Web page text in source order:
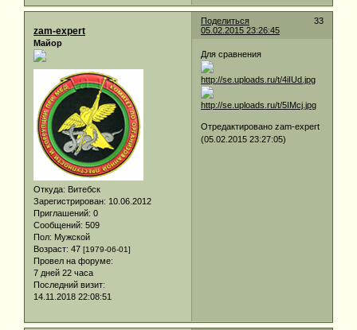
Поделиться
33
05.02.2015 23:26:45
zam-expert
Майор
Откуда: Витебск
Зарегистрирован: 10.06.2012
Приглашений: 0
Сообщений: 509
Пол: Мужской
Возраст: 47 [1979-06-01]
Провел на форуме:
7 дней 22 часа
Последний визит:
14.11.2018 22:08:51
Для сравнения
Отредактировано zam-expert
(05.02.2015 23:27:05)